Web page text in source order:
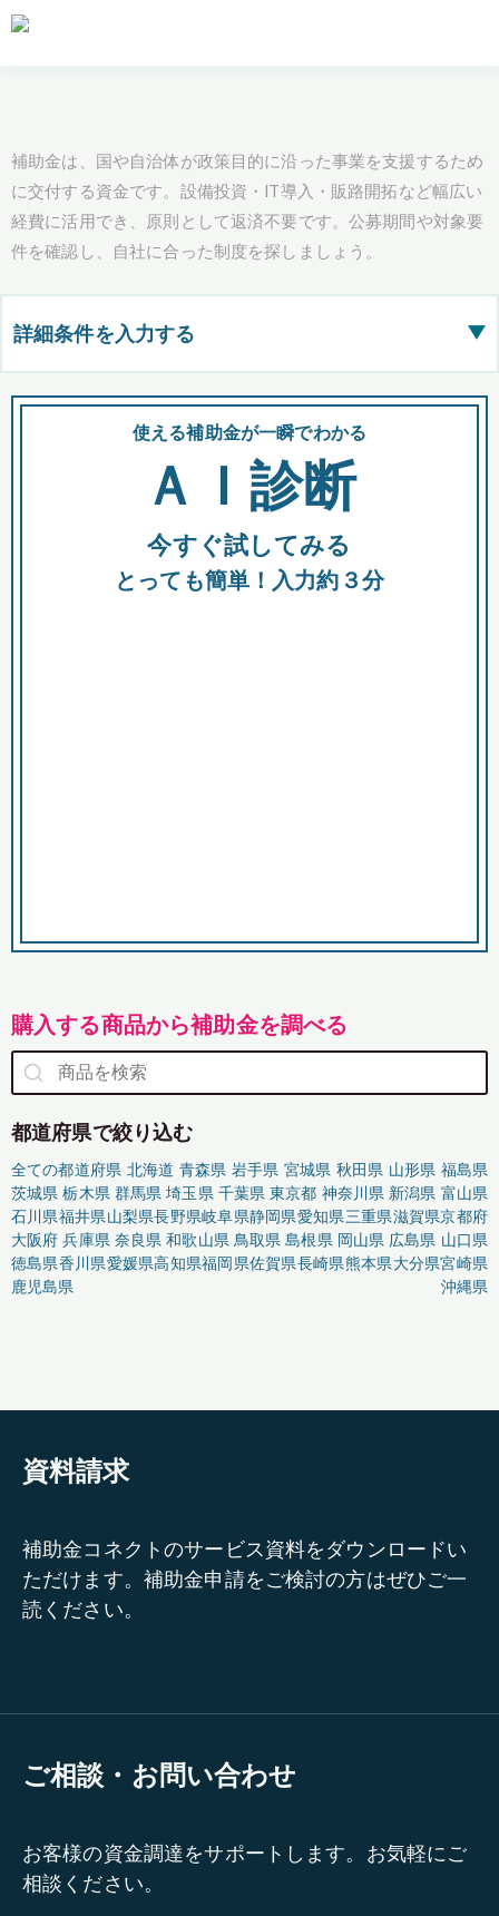
補助金は、国や自治体が政策目的に沿った事業を支援するため
に交付する資金です。設備投資・IT導入・販路開拓など幅広い
経費に活用でき、原則として返済不要です。公募期間や対象要
件を確認し、自社に合った制度を探しましょう。
詳細条件を入力する ▶
都道府県
全国の検索結果を含めて表示
助成金 融資 出資
使える補助金が一瞬でわかる
ＡＩ診断
今すぐ試してみる
とっても簡単！入力約３分
購入する商品から補助金を調べる
都道府県で絞り込む
全ての都道府県 北海道 青森県 岩手県 宮城県 秋田県 山形県 福島県
茨城県 栃木県 群馬県 埼玉県 千葉県 東京都 神奈川県 新潟県 富山県
石川県福井県山梨県長野県岐阜県静岡県愛知県三重県滋賀県京都府
大阪府 兵庫県 奈良県 和歌山県 鳥取県 島根県 岡山県 広島県 山口県
徳島県香川県愛媛県高知県福岡県佐賀県長崎県熊本県大分県宮崎県
鹿児島県
沖縄県
資料請求
補助金コネクトのサービス資料をダウンロードい
ただけます。補助金申請をご検討の方はぜひご一
読ください。
ご相談・お問い合わせ
お客様の資金調達をサポートします。お気軽にご
相談ください。